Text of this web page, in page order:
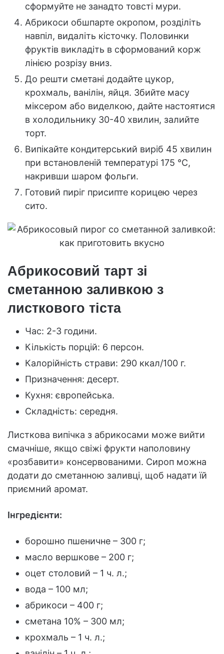
сформуйте не занадто товсті мури.
Абрикоси обшпарте окропом, розділіть
навпіл, видаліть кісточку. Половинки
фруктів викладіть в сформований корж
лінією розрізу вниз.
До решти сметані додайте цукор,
крохмаль, ванілін, яйця. Збийте масу
міксером або виделкою, дайте настоятися
в холодильнику 30-40 хвилин, залийте
торт.
Випікайте кондитерський виріб 45 хвилин
при встановленій температурі 175 °C,
накривши шаром фольги.
Готовий пиріг присипте корицею через
сито.
Абрикосовий тарт зі
сметанною заливкою з
листкового тіста
Час: 2-3 години.
Кількість порцій: 6 персон.
Калорійність страви: 290 ккал/100 г.
Призначення: десерт.
Кухня: європейська.
Складність: середня.
Листкова випічка з абрикосами може вийти
смачніше, якщо свіжі фрукти наполовину
«розбавити» консервованими. Сироп можна
додати до сметанною заливці, щоб надати їй
приємний аромат.
Інгредієнти:
борошно пшеничне – 300 г;
масло вершкове – 200 г;
оцет столовий – 1 ч. л.;
вода – 100 мл;
абрикоси – 400 г;
сметана 10% – 300 мл;
крохмаль – 1 ч. л.;